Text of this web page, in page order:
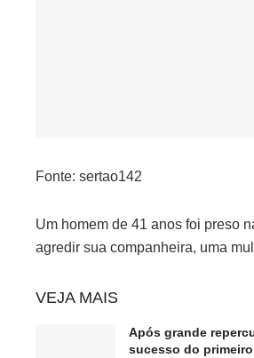
Fonte: sertao142
Um homem de 41 anos foi preso
agredir sua companheira, uma
VEJA MAIS
Após grande
sucesso do